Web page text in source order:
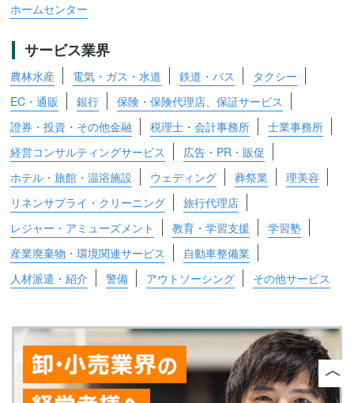
ホームセンター
サービス業界
農林水産 電気・ガス・水道 鉄道・バス
タクシー
EC・通販
銀行
保険・保険代理店、保証サービス
證券・投資・その他金融
税理士・会計事務所
士業事務所
経営コンサルティングサービス
広告・PR・販促
ホテル・旅館・温浴施設
ウェディング 葬祭業
理美容
リネンサプライ・クリーニング
旅行代理店
レジャー・アミューズメント
教育・学習支援
学習塾
産業廃棄物・環境関連サービス
自動車整備業
人材派遣・紹介
警備 アウトソーシング その他サービス